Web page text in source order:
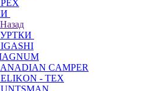
Назад
CAMPER
- TEX